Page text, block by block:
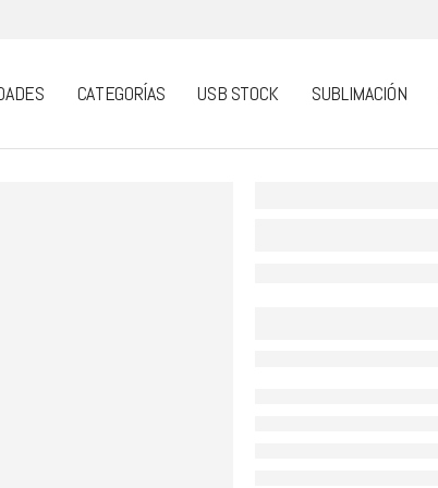
CATEGORÍAS USB STOCK SUBLIMACIÓN